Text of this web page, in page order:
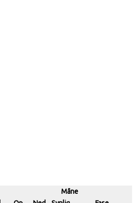
Måne